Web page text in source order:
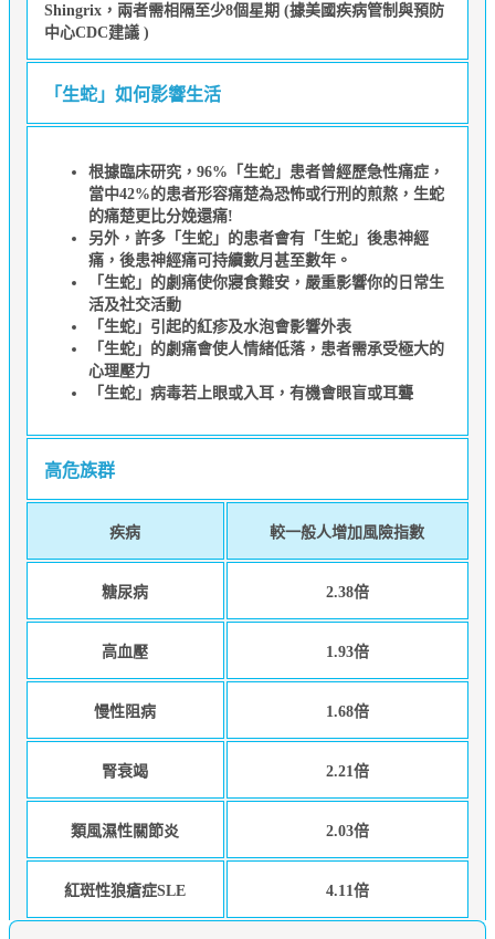
Shingrix，兩者需相隔至少8個星期 (據美國疾病管制與預防
中心CDC建議 )
「生蛇」如何影響生活
根據臨床研究，96%「生蛇」患者曾經歷急性痛症，
當中42%的患者形容痛楚為恐怖或行刑的煎熬，生蛇
的痛楚更比分娩還痛!
另外，許多「生蛇」的患者會有「生蛇」後患神經
痛，後患神經痛可持續數月甚至數年。
「生蛇」的劇痛使你寢食難安，嚴重影響你的日常生
活及社交活動
「生蛇」引起的紅疹及水泡會影響外表
「生蛇」的劇痛會使人情緒低落，患者需承受極大的
心理壓力
「生蛇」病毒若上眼或入耳，有機會眼盲或耳聾
高危族群
疾病 較一般人增加風險指數
糖尿病 2.38倍
高血壓 1.93倍
慢性阻病 1.68倍
腎衰竭 2.21倍
類風濕性關節炎 2.03倍
紅斑性狼瘡症SLE 4.11倍